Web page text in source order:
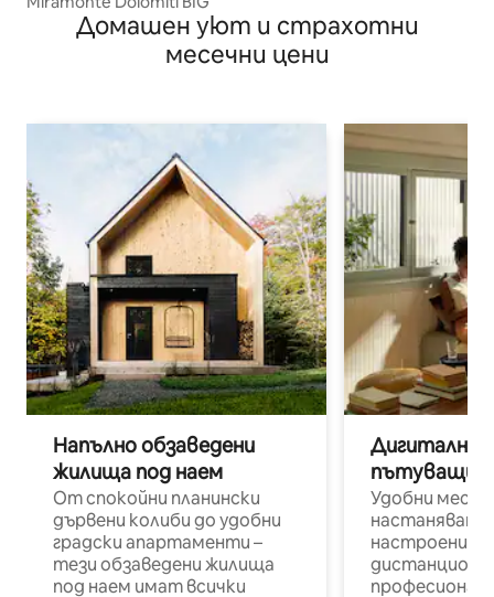
Домашен уют и страхотни
месечни цени
Напълно обзаведени
жилища под наем
От спокойни планински
дървени колиби до удобни
градски апартаменти –
тези обзаведени жилища
под наем имат всички
Дигитални
пътуващи
Удобни
настаняване
настроени и